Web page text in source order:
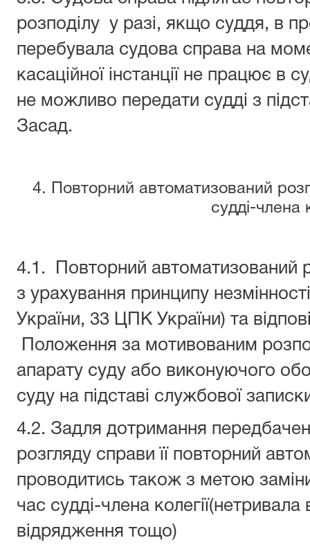
розподілу у разі, якщо суддя, в
перебувала судова справа на
касаційної інстанції не працює в
не можливо передати судді з
Засад.
4. Повторний автоматизований
судді-члена
4.1. Повторний автоматизований
з урахування принципу
України, 33 ЦПК України) та
Положення за мотивованим
апарату суду або виконуючого
суду на підставі службової
4.2. Задля дотримання
розгляду справи її повторний
проводитись також з метою
час судді-члена колегії(нетривала
відрядження тощо)